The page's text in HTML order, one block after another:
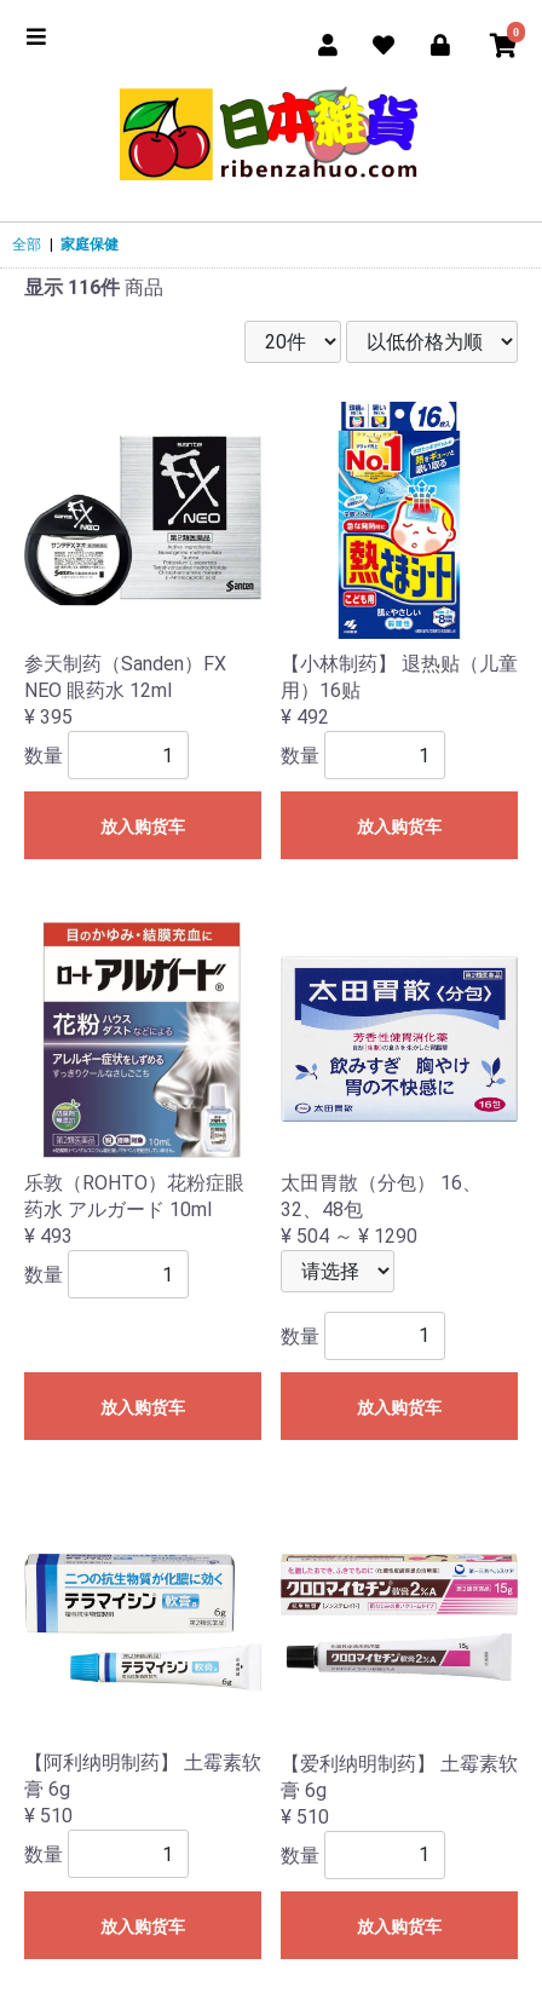
0
全部 家庭保健
显示 116件 商品
参天制药（Sanden）FX
NEO 眼药水 12ml
¥ 395
数量
放入购货车
【小林制药】 退热贴（儿童
用）16贴
¥ 492
数量
放入购货车
乐敦（ROHTO）花粉症眼
药水 アルガード 10ml
¥ 493
数量
放入购货车
太田胃散（分包） 16、
32、48包
¥ 504 ～ ¥ 1290
数量
放入购货车
【阿利纳明制药】 土霉素软
膏 6g
¥ 510
数量
放入购货车
【爱利纳明制药】 土霉素软
膏 6g
¥ 510
数量
放入购货车